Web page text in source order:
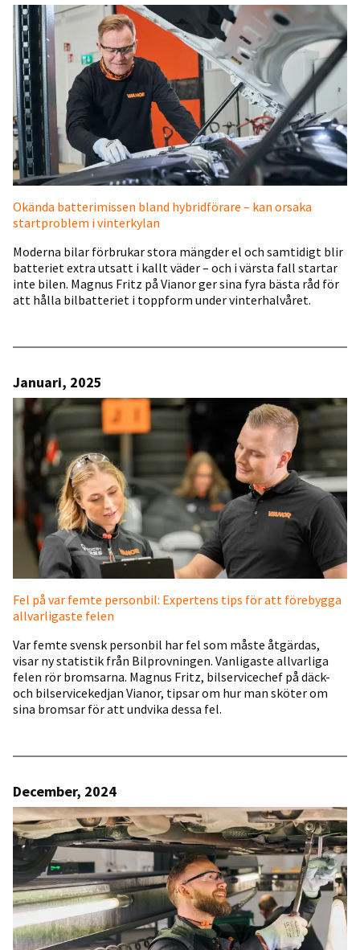
Okända batterimissen bland hybridförare – kan orsaka
startproblem i vinterkylan
Moderna bilar förbrukar stora mängder el och samtidigt blir
batteriet extra utsatt i kallt väder – och i värsta fall startar
inte bilen. Magnus Fritz på Vianor ger sina fyra bästa råd för
att hålla bilbatteriet i toppform under vinterhalvåret.
Januari, 2025
Fel på var femte personbil: Expertens tips för att förebygga
allvarligaste felen
Var femte svensk personbil har fel som måste åtgärdas,
visar ny statistik från Bilprovningen. Vanligaste allvarliga
felen rör bromsarna. Magnus Fritz, bilservicechef på däck-
och bilservicekedjan Vianor, tipsar om hur man sköter om
sina bromsar för att undvika dessa fel.
December, 2024